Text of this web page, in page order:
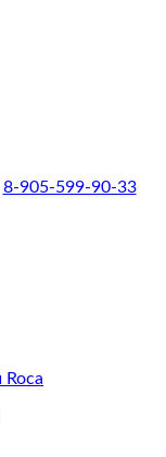
8-905-599-90-33